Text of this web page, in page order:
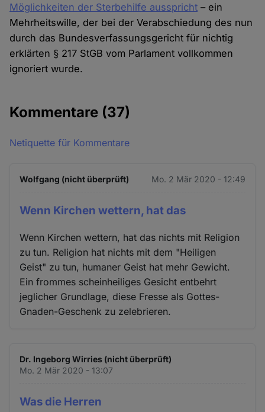
Möglichkeiten der Sterbehilfe ausspricht – ein
Mehrheitswille, der bei der Verabschiedung des nun
durch das Bundesverfassungsgericht für nichtig
erklärten § 217 StGB vom Parlament vollkommen
ignoriert wurde.
Kommentare (37)
Netiquette für Kommentare
Wolfgang (nicht überprüft) Mo. 2 Mär 2020 - 12:49
Wenn Kirchen wettern, hat das
Wenn Kirchen wettern, hat das nichts mit Religion
zu tun. Religion hat nichts mit dem "Heiligen
Geist" zu tun, humaner Geist hat mehr Gewicht.
Ein frommes scheinheiliges Gesicht entbehrt
jeglicher Grundlage, diese Fresse als Gottes-
Gnaden-Geschenk zu zelebrieren.
Dr. Ingeborg Wirries (nicht überprüft)
Mo. 2 Mär 2020 - 13:07
Was die Herren